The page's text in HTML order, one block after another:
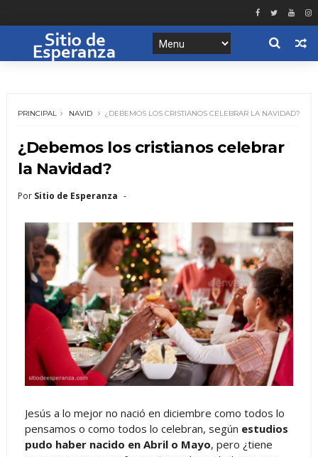
PRINCIPAL NAVID ¿DEBEMOS LOS CRISTIANOS CELEBRAR LA NAVIDAD?
¿Debemos los cristianos celebrar
la Navidad?
Por Sitio de Esperanza
Jesús a lo mejor no nació en diciembre como todos lo
pensamos o como todos lo celebran, según estudios
pudo haber nacido en Abril o Mayo, pero ¿tiene